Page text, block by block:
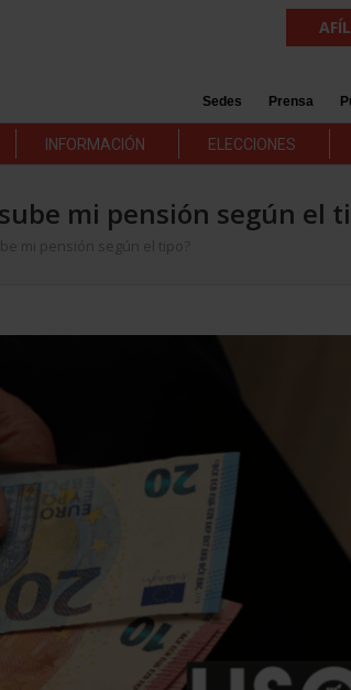
Sedes Prensa
INFORMACIÓN ELECCIONES
mi pensión según el
mi pensión según el tipo?